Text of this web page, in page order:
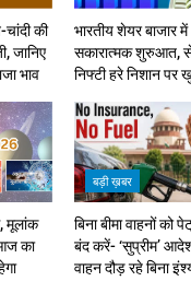
की
जानिए
भाव
भारतीय शेयर बाजार में
सकारात्मक शुरुआत,
निफ्टी हरे निशान
मूलांक
का
बड़ी ख़बर
बिना बीमा वाहनों को
बंद करें- ‘सुप्रीम’
वाहन दौड़ रहे बिना